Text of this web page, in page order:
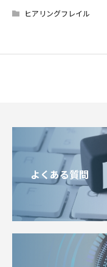
ヒアリングフレイル
よくある質問